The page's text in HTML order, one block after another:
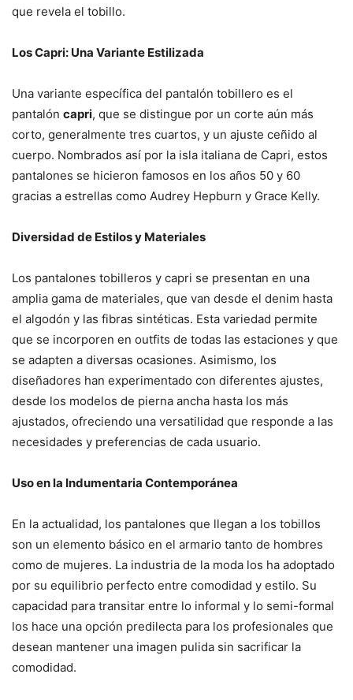
que revela el tobillo.
Los Capri: Una Variante Estilizada
Una variante específica del pantalón tobillero es el
pantalón capri, que se distingue por un corte aún más
corto, generalmente tres cuartos, y un ajuste ceñido al
cuerpo. Nombrados así por la isla italiana de Capri, estos
pantalones se hicieron famosos en los años 50 y 60
gracias a estrellas como Audrey Hepburn y Grace Kelly.
Diversidad de Estilos y Materiales
Los pantalones tobilleros y capri se presentan en una
amplia gama de materiales, que van desde el denim hasta
el algodón y las fibras sintéticas. Esta variedad permite
que se incorporen en outfits de todas las estaciones y que
se adapten a diversas ocasiones. Asimismo, los
diseñadores han experimentado con diferentes ajustes,
desde los modelos de pierna ancha hasta los más
ajustados, ofreciendo una versatilidad que responde a las
necesidades y preferencias de cada usuario.
Uso en la Indumentaria Contemporánea
En la actualidad, los pantalones que llegan a los tobillos
son un elemento básico en el armario tanto de hombres
como de mujeres. La industria de la moda los ha adoptado
por su equilibrio perfecto entre comodidad y estilo. Su
capacidad para transitar entre lo informal y lo semi-formal
los hace una opción predilecta para los profesionales que
desean mantener una imagen pulida sin sacrificar la
comodidad.